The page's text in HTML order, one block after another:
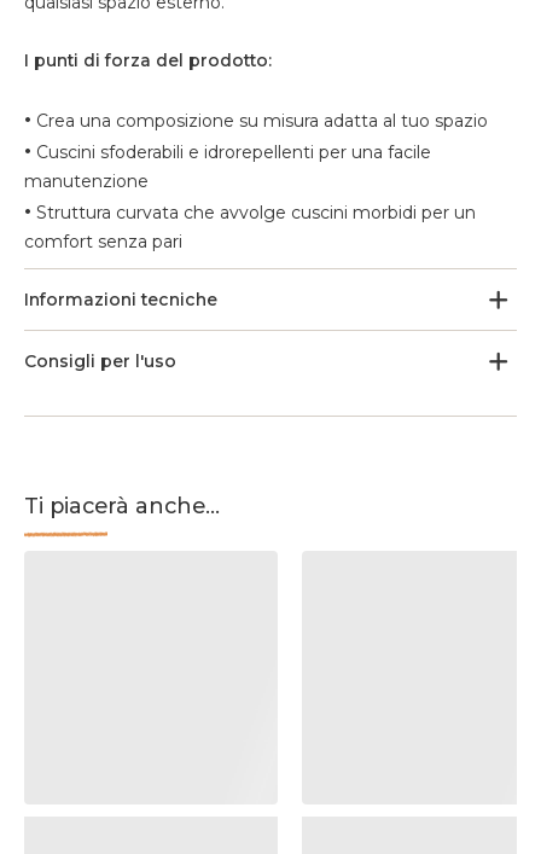
I punti di forza del prodotto:
• Crea una composizione su misura adatta al tuo spazio
• Cuscini sfoderabili e idrorepellenti per una facile
manutenzione
• Struttura curvata che avvolge cuscini morbidi per un
comfort senza pari
Informazioni tecniche
Consigli per l'uso
Ti piacerà anche...